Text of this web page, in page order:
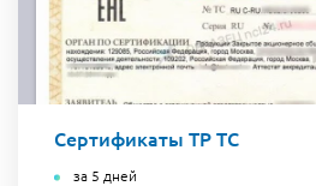
Сертификаты ТР ТС
за 5 дней